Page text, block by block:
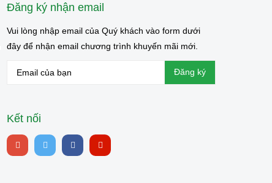
Đăng ký nhận email
Vui lòng nhập email của Quý khách vào form dưới
đây để nhận email chương trình khuyến mãi mới.
Kết nối